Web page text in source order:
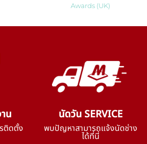
Awards (UK)
น
ติดตั้ง
นัดวัน SERVICE
พบปัญหาสามารถแจ้งนัดช่าง
ได้ที่นี่